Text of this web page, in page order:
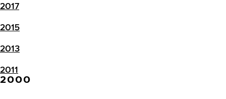
2017
2015
2013
2011
2000